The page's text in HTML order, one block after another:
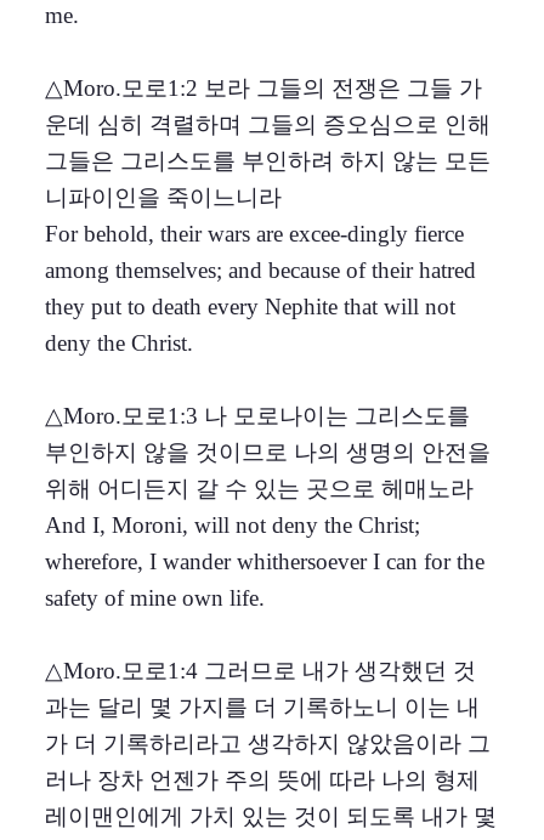
me.
△Moro.모로1:2 보라 그들의 전쟁은 그들 가
운데 심히 격렬하며 그들의 증오심으로 인해
그들은 그리스도를 부인하려 하지 않는 모든
니파이인을 죽이느니라
For behold, their wars are excee-dingly fierce
among themselves; and because of their hatred
they put to death every Nephite that will not
deny the Christ.
△Moro.모로1:3 나 모로나이는 그리스도를
부인하지 않을 것이므로 나의 생명의 안전을
위해 어디든지 갈 수 있는 곳으로 헤매노라
And I, Moroni, will not deny the Christ;
wherefore, I wander whithersoever I can for the
safety of mine own life.
△Moro.모로1:4 그러므로 내가 생각했던 것
과는 달리 몇 가지를 더 기록하노니 이는 내
가 더 기록하리라고 생각하지 않았음이라 그
러나 장차 언젠가 주의 뜻에 따라 나의 형제
레이맨인에게 가치 있는 것이 되도록 내가 몇